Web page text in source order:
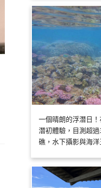
一個晴朗的浮潛日
潛初體驗，目測超
礁，水下攝影與海